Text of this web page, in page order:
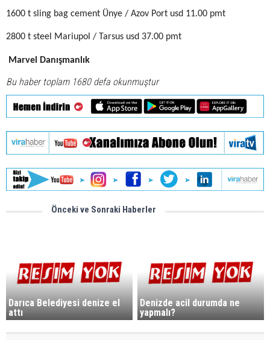
1600 t sling bag cement Ünye / Azov Port usd 11.00 pmt
2800 t steel Mariupol / Tarsus usd 37.00 pmt
Marvel Danışmanlık
Bu haber toplam 1680 defa okunmuştur
Önceki ve Sonraki Haberler
Darıca Belediyesi denize el
attı
Denizde acil durumda ne
yapmalı?